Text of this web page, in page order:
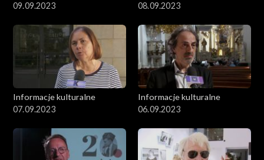
09.09.2023
08.09.2023
Informacje kulturalne
07.09.2023
Informacje kulturalne
06.09.2023